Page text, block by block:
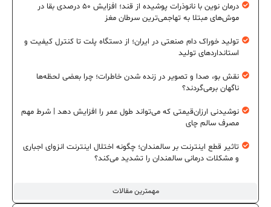
مهمترین مقالات
درمان نوین با نانوذرات پوشیده از قند؛ افزایش ۵۰ درصدی بقا در
موش‌های مبتلا به تهاجمی‌ترین سرطان مغز
تولید خوراک دام صنعتی در ایران؛ از دستگاه پلت تا کنترل کیفیت و
استانداردهای تولید
نقش بو، صدا و تصویر در زنده شدن خاطرات؛ چرا بعضی لحظه‌ها
ناگهان برمی‌گردند؟
نوشیدنی ارزان‌قیمتی که می‌تواند طول عمر را افزایش دهد | شرط مهم
مصرف سالم چای
تاثیر قطع اینترنت بر سالمندان؛ چگونه اختلال اینترنت انزوای اجباری
و مشکلات درمانی سالمندان را تشدید می‌کند؟